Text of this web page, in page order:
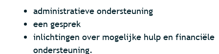
administratieve ondersteuning
een gesprek
inlichtingen over mogelijke hulp en financiële
ondersteuning.